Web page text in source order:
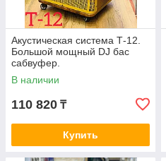
Акустическая система Т-12.
Большой мощный DJ бас
сабвуфер.
В наличии
110 820 ₸
Купить